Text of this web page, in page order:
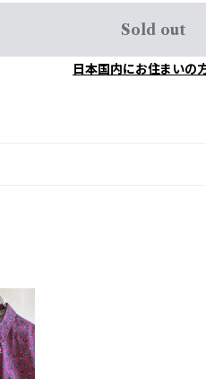
Sold out
日本国内にお住まいの